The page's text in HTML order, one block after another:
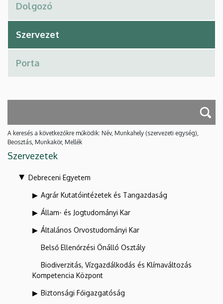
A keresés a következőkre működik: Név, Munkahely (szervezeti egység),
Beosztás, Munkakör, Mellék
Szervezetek
Debreceni Egyetem
Agrár Kutatóintézetek és Tangazdaság
Állam- és Jogtudományi Kar
Általános Orvostudományi Kar
Belső Ellenőrzési Önálló Osztály
Biodiverzitás, Vízgazdálkodás és Klímaváltozás
Kompetencia Központ
Biztonsági Főigazgatóság